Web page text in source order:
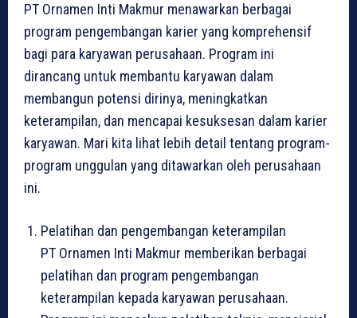
PT Ornamen Inti Makmur menawarkan berbagai
program pengembangan karier yang komprehensif
bagi para karyawan perusahaan. Program ini
dirancang untuk membantu karyawan dalam
membangun potensi dirinya, meningkatkan
keterampilan, dan mencapai kesuksesan dalam karier
karyawan. Mari kita lihat lebih detail tentang program-
program unggulan yang ditawarkan oleh perusahaan
ini.
Pelatihan dan pengembangan keterampilan
PT Ornamen Inti Makmur memberikan berbagai
pelatihan dan program pengembangan
keterampilan kepada karyawan perusahaan.